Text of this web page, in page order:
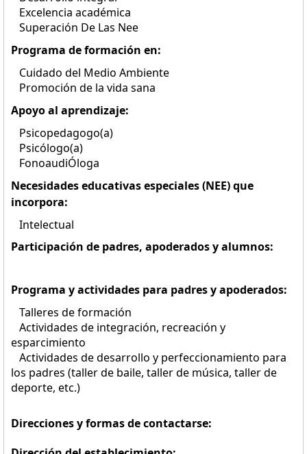
Excelencia académica
Superación De Las Nee
Programa de formación en:
Cuidado del Medio Ambiente
Promoción de la vida sana
Apoyo al aprendizaje:
Psicopedagogo(a)
Psicólogo(a)
FonoaudiÓloga
Necesidades educativas especiales (NEE) que
incorpora:
Intelectual
Participación de padres, apoderados y alumnos:
Programa y actividades para padres y apoderados:
Talleres de formación
Actividades de integración, recreación y
esparcimiento
Actividades de desarrollo y perfeccionamiento para
los padres (taller de baile, taller de música, taller de
deporte, etc.)
Direcciones y formas de contactarse: